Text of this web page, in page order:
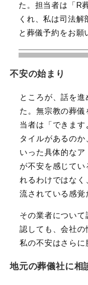
た。担当者は「R
くれ、私は司法
と葬儀予約をお願
不安の始まり
ところが、話を
た。無宗教の葬儀
当者は「できます
タイルがあるのか
いった具体的な
が不安を感じてい
れるわけではなく
流されている感覚
その業者につい
認しても、会社の
私の不安はさらに
地元の葬儀社に相